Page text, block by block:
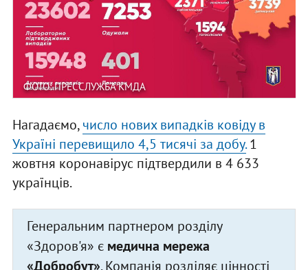
ФОТО: ПРЕССЛУЖБА КМДА
Нагадаємо,число нових випадків ковіду в
Україні перевищило 4,5 тисячі за добу.1
жовтня коронавірус підтвердили в 4 633
українців.
Генеральним партнером розділу
«Здоров'я» є медична мережа
«Добробут». Компанія розділяє цінності